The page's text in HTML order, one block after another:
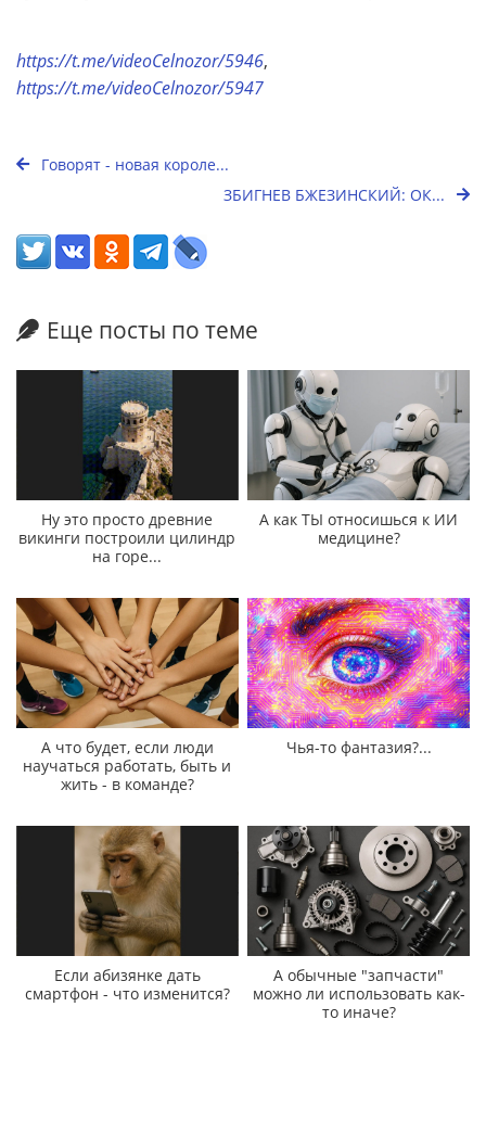
https://t.me/videoCelnozor/5946,
https://t.me/videoCelnozor/5947
Говорят - новая короле...
ЗБИГНЕВ БЖЕЗИНСКИЙ: ОК...
Еще посты по теме
Ну это просто древние
викинги построили цилиндр
на горе...
А как ТЫ относишься к ИИ
медицине?
А что будет, если люди
научаться работать, быть и
жить - в команде?
Чья-то фантазия?...
Если абизянке дать
смартфон - что изменится?
А обычные "запчасти"
можно ли использовать как-
то иначе?